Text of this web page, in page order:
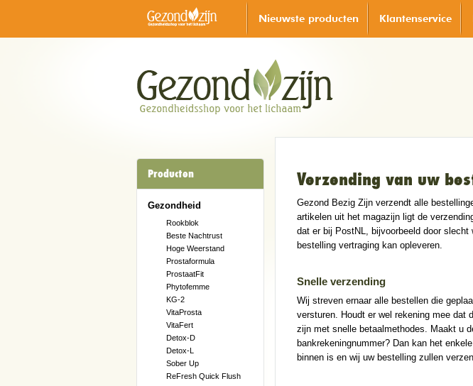
Nieuwste producten Klantenservice
Producten
Gezondheid
Rookblok
Beste Nachtrust
Hoge Weerstand
Prostaformula
ProstaatFit
Phytofemme
KG-2
VitaProsta
VitaFert
Detox-D
Detox-L
Sober Up
ReFresh Quick Flush
Verzending van uw
Gezond Bezig Zijn verzendt alle
artikelen uit het magazijn ligt de
dat er bij PostNL, bijvoorbeeld door slecht
bestelling vertraging kan opleveren.
Snelle verzending
Wij streven ernaar alle bestellen die
versturen. Houdt er wel rekening mee dat
zijn met snelle betaalmethodes. Maakt u
bankrekeningnummer? Dan kan het
binnen is en wij uw bestelling zullen